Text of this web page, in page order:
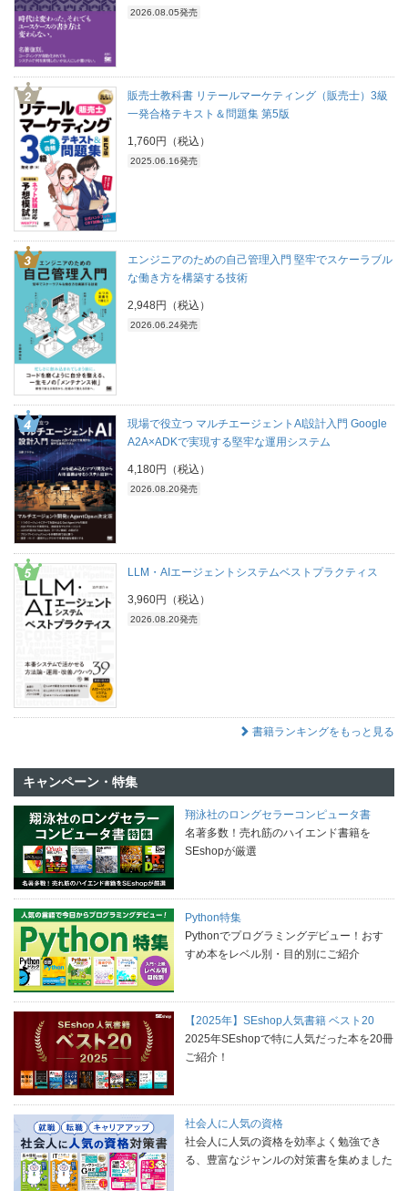
2026.08.05発売
販売士教科書 リテールマーケティング（販売士）3級
一発合格テキスト＆問題集 第5版
1,760円（税込）
2025.06.16発売
エンジニアのための自己管理入門 堅牢でスケーラブル
な働き方を構築する技術
2,948円（税込）
2026.06.24発売
現場で役立つ マルチエージェントAI設計入門 Google
A2A×ADKで実現する堅牢な運用システム
4,180円（税込）
2026.08.20発売
LLM・AIエージェントシステムベストプラクティス
3,960円（税込）
2026.08.20発売
書籍ランキングをもっと見る
キャンペーン・特集
翔泳社のロングセラーコンピュータ書
名著多数！売れ筋のハイエンド書籍を
SEshopが厳選
Python特集
Pythonでプログラミングデビュー！おす
すめ本をレベル別・目的別にご紹介
【2025年】SEshop人気書籍 ベスト20
2025年SEshopで特に人気だった本を20冊
ご紹介！
社会人に人気の資格
社会人に人気の資格を効率よく勉強でき
る、豊富なジャンルの対策書を集めました